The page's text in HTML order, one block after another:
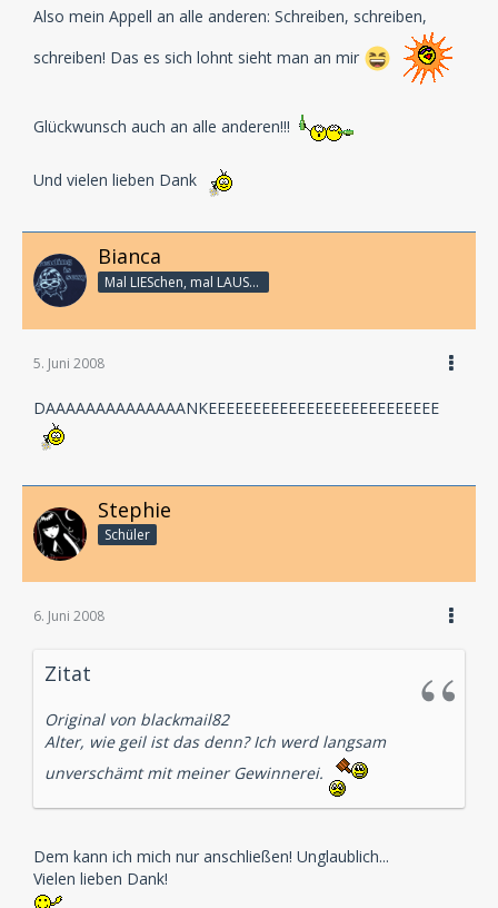
Also mein Appell an alle anderen: Schreiben, schreiben,
schreiben! Das es sich lohnt sieht man an mir
Glückwunsch auch an alle anderen!!!
Und vielen lieben Dank
Bianca
Mal LIESchen, mal LAUSCHi - aber immer Linux
5. Juni 2008
DAAAAAAAAAAAAAANKEEEEEEEEEEEEEEEEEEEEEEEEEE
Stephie
Schüler
6. Juni 2008
Zitat
Original von blackmail82
Alter, wie geil ist das denn? Ich werd langsam
unverschämt mit meiner Gewinnerei.
Dem kann ich mich nur anschließen! Unglaublich...
Vielen lieben Dank!